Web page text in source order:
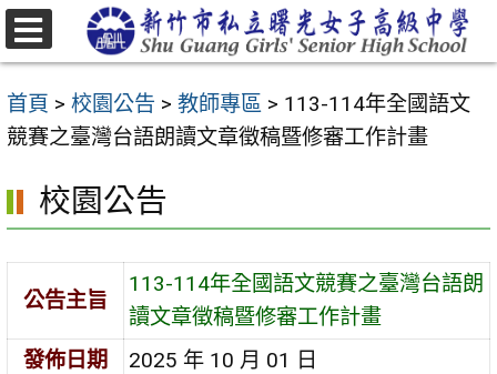
跳
至
要
內
區
首頁 > 校園公告 > 教師專區 > 113-114年全國語文
競賽之臺灣台語朗讀文章徵稿暨修審工作計畫
校園公告
公告主旨
113-114年全國語文競賽之臺灣台語朗
讀文章徵稿暨修審工作計畫
發佈日期
2025 年 10 月 01 日
選
單